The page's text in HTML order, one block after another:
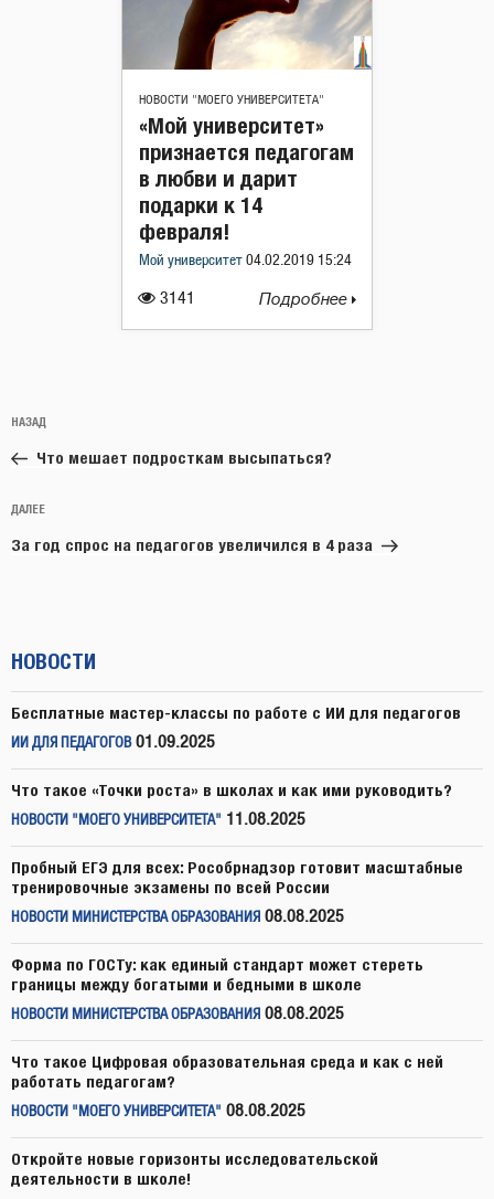
НОВОСТИ "МОЕГО УНИВЕРСИТЕТА"
3141
«Мой университет»
признается педагогам
в любви и дарит
подарки к 14
февраля!
Мой университет 04.02.2019 15:24
Подробнее
по
записям
Предыдущая
запись:
НАЗАД
Что мешает подросткам высыпаться?
Следующая
запись
ДАЛЕЕ
За год спрос на педагогов увеличился в 4 раза
НОВОСТИ
Бесплатные мастер-классы по работе с ИИ для педагогов
ИИ ДЛЯ ПЕДАГОГОВ 01.09.2025
Что такое «Точки роста» в школах и как ими руководить?
НОВОСТИ "МОЕГО УНИВЕРСИТЕТА" 11.08.2025
Пробный ЕГЭ для всех: Рособрнадзор готовит масштабные
тренировочные экзамены по всей России
НОВОСТИ МИНИСТЕРСТВА ОБРАЗОВАНИЯ 08.08.2025
Форма по ГОСТу: как единый стандарт может стереть
границы между богатыми и бедными в школе
НОВОСТИ МИНИСТЕРСТВА ОБРАЗОВАНИЯ 08.08.2025
Что такое Цифровая образовательная среда и как с ней
работать педагогам?
НОВОСТИ "МОЕГО УНИВЕРСИТЕТА" 08.08.2025
Откройте новые горизонты исследовательской
деятельности в школе!